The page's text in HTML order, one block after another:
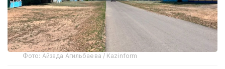
Фото: Айзада Агильбаева / Kazinform